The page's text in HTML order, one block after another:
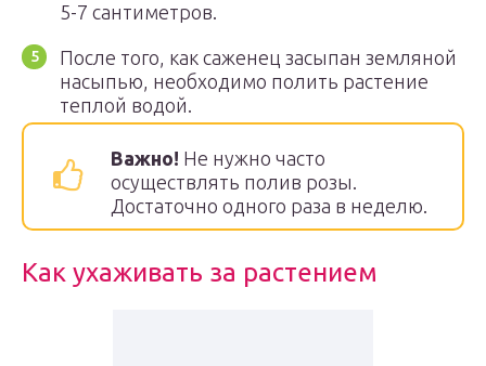
5-7 сантиметров.
После того, как саженец засыпан земляной
насыпью, необходимо полить растение
теплой водой.
Важно! Не нужно часто
осуществлять полив розы.
Достаточно одного раза в неделю.
Как ухаживать за растением